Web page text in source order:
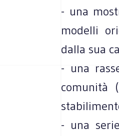
- una
modelli
dalla sua
- una
comunità
- una